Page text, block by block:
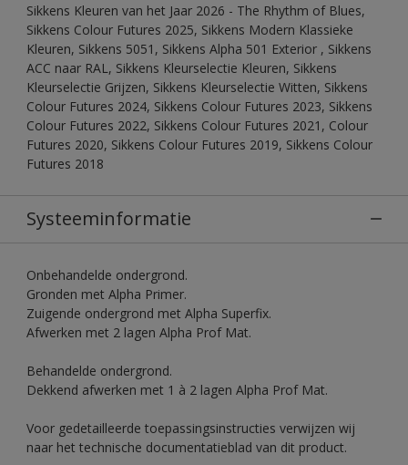
Sikkens Kleuren van het Jaar 2026 - The Rhythm of Blues,
Sikkens Colour Futures 2025, Sikkens Modern Klassieke
Kleuren, Sikkens 5051, Sikkens Alpha 501 Exterior , Sikkens
ACC naar RAL, Sikkens Kleurselectie Kleuren, Sikkens
Kleurselectie Grijzen, Sikkens Kleurselectie Witten, Sikkens
Colour Futures 2024, Sikkens Colour Futures 2023, Sikkens
Colour Futures 2022, Sikkens Colour Futures 2021, Colour
Futures 2020, Sikkens Colour Futures 2019, Sikkens Colour
Futures 2018
Systeeminformatie
Onbehandelde ondergrond.
Gronden met Alpha Primer.
Zuigende ondergrond met Alpha Superfix.
Afwerken met 2 lagen Alpha Prof Mat.
Behandelde ondergrond.
Dekkend afwerken met 1 à 2 lagen Alpha Prof Mat.
Voor gedetailleerde toepassingsinstructies verwijzen wij
naar het technische documentatieblad van dit product.